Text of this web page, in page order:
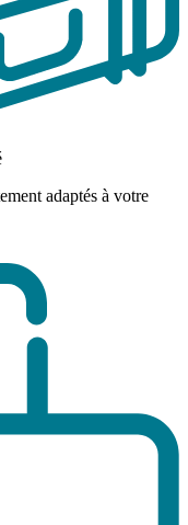
adaptés à votre